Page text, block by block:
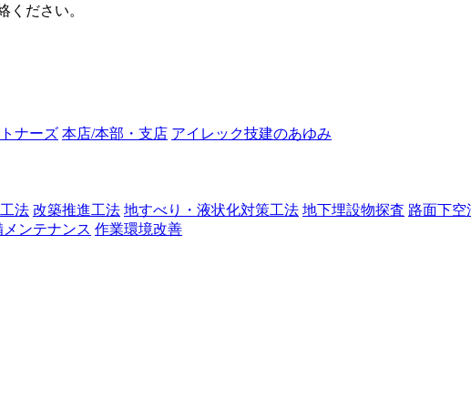
ください。
ナーズ 本店/本部・支店 アイレック技建のあゆみ
法 改築推進工法 地すべり・液状化対策工法 地下埋設物探査 路面下空
メンテナンス 作業環境改善